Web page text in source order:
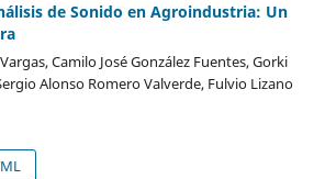
de Sonido en Agroindustria: Un
Camilo José González Fuentes, Gorki
Alonso Romero Valverde, Fulvio Lizano